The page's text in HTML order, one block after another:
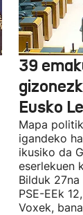
39
Eusko
Mapa
igandeko
ikusiko da
eserlekuen
Bilduk
PSE-EEk
Voxek,